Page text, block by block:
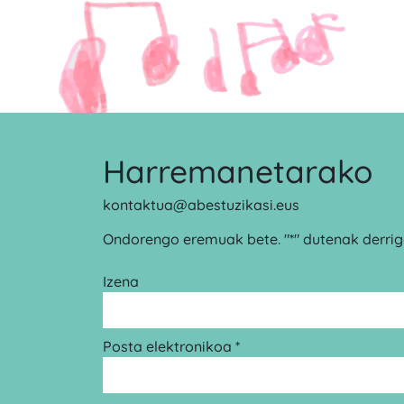
Harremanetarako
kontaktua@abestuzikasi.eus
Ondorengo eremuak bete. "*" dutenak
Izena
Posta elektronikoa *